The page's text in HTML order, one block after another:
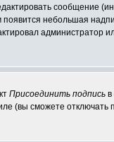
сообщение
небольшая
администратор
Присоединить подпись в
(вы сможете отключать